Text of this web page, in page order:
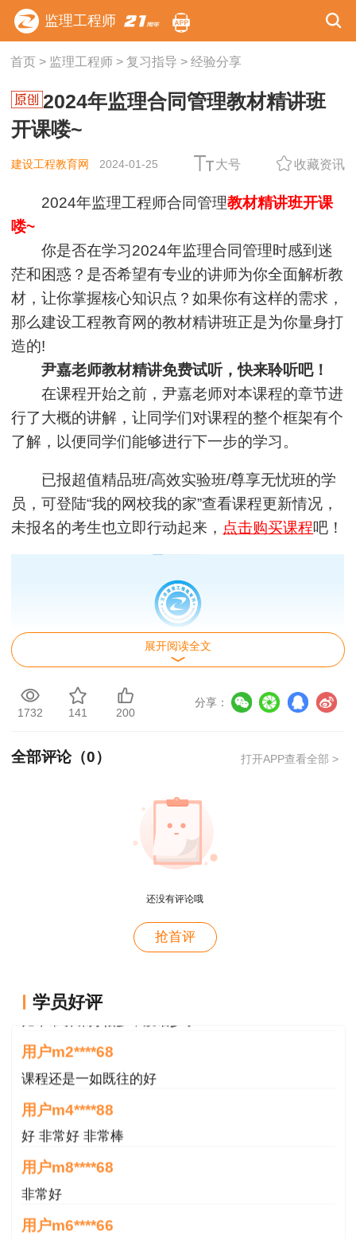
监理工程师
首页> 监理工程师> 复习指导 > 经验分享
2024年监理合同管理教材精讲班
开课喽~
建设工程教育网 2024-01-25 大号 收藏资讯
2024年监理工程师合同管理教材精讲班开课
喽~
你是否在学习2024年监理合同管理时感到迷
茫和困惑？是否希望有专业的讲师为你全面解析教
材，让你掌握核心知识点？如果你有这样的需求，
那么建设工程教育网的教材精讲班正是为你量身打
造的!
尹嘉老师教材精讲免费试听，快来聆听吧！
在课程开始之前，尹嘉老师对本课程的章节进
行了大概的讲解，让同学们对课程的整个框架有个
了解，以便同学们能够进行下一步的学习。
已报超值精品班/高效实验班/尊享无忧班的学
员，可登陆“我的网校我的家”查看课程更新情况，
未报名的考生也立即行动起来， 点击购买课程吧！
尹嘉老师
一/二级建造师、一级造价工程师、监理工程
师、高级工程师（建筑）。毕业于建筑“新八校”之
一的沈阳建筑大学，从业十余年，先后参与公路、
型一线施工项目，施工经验横跨多专业。近些年结
合自身施工经验，对建筑类职业资格考试深入研究
分析，准确把握考试命题规律。
善于利用思维导图等学习工具，对知识层次整
体剖析，结合精讲及习题进行手术刀式讲解，直捣
课程核心考点。通过记忆口诀，对比表格等方式，
瞬间提升学习效率。独创进度管理钢板法，急速掌
握网络图时间参数计算。
老师寄语
勿以善小而不为。不积跬步无以至千里。
【本文是建设工程教育网原创文章，转载请注明来
展开阅读全文
1732 141 200
分享：
全部评论（0） 打开APP查看全部 >
还没有评论哦
抢首评
学员好评
用户xi****28
用户m8****88
这哪儿是老师啊。保姆式教学。教学从各种角度综合
考虑。那就是我人生的导师。
王老师感恩遇见，愿你健康，辛福
王老师感恩遇见，愿你健康，辛福
课程还是一如既往的好
用户m4****88
好 非常好 非常棒
用户m8****68
非常好
用户m6****66
好